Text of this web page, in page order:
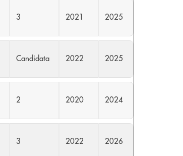
3 2021 2025
Candidata 2022 2025
2 2020 2024
3 2022 2026